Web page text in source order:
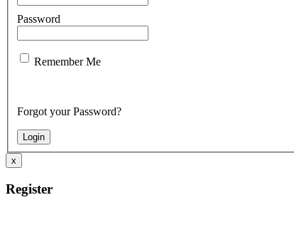
Password
Remember Me
Forgot your Password?
x
Register